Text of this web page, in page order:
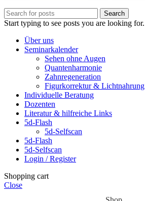
Search
Start typing to see posts you are looking for.
Über uns
Seminarkalender
Sehen ohne Augen
Quantenharmonie
Zahnregeneration
Figurkorrektur & Lichtnahrung
Individuelle Beratung
Dozenten
Literatur & hilfreiche Links
5d-Flash
5d-Selfscan
5d-Flash
5d-Selfscan
Login / Register
Shopping cart
Close